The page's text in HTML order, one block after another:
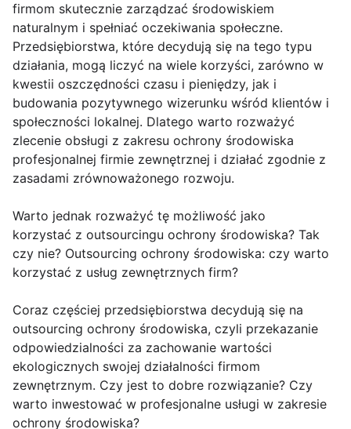
firmom skutecznie zarządzać środowiskiem
naturalnym i spełniać oczekiwania społeczne.
Przedsiębiorstwa, które decydują się na tego typu
działania, mogą liczyć na wiele korzyści, zarówno w
kwestii oszczędności czasu i pieniędzy, jak i
budowania pozytywnego wizerunku wśród klientów i
społeczności lokalnej. Dlatego warto rozważyć
zlecenie obsługi z zakresu ochrony środowiska
profesjonalnej firmie zewnętrznej i działać zgodnie z
zasadami zrównoważonego rozwoju.
Warto jednak rozważyć tę możliwość jako
korzystać z outsourcingu ochrony środowiska? Tak
czy nie? Outsourcing ochrony środowiska: czy warto
korzystać z usług zewnętrznych firm?
Coraz częściej przedsiębiorstwa decydują się na
outsourcing ochrony środowiska, czyli przekazanie
odpowiedzialności za zachowanie wartości
ekologicznych swojej działalności firmom
zewnętrznym. Czy jest to dobre rozwiązanie? Czy
warto inwestować w profesjonalne usługi w zakresie
ochrony środowiska?